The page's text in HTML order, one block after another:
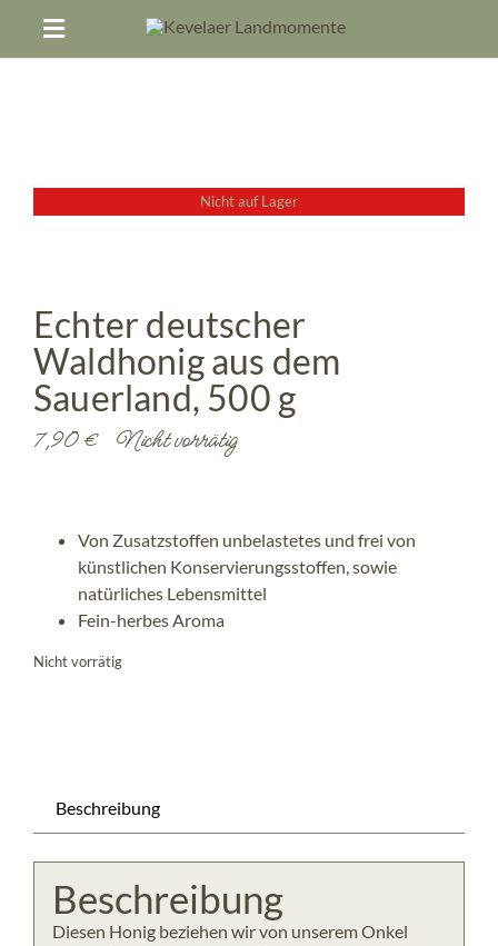
Inhalt
springen
Toggle
HOFEIS
DAS SIND WIR
TERMINE
KONTAKT
Nicht auf Lager
Echter deutscher
Waldhonig aus dem
Sauerland, 500 g
7,90€ Nicht vorrätig
Von Zusatzstoffen unbelastetes und frei von
künstlichen Konservierungsstoffen, sowie
natürliches Lebensmittel
Fein-herbes Aroma
Nicht vorrätig
Beschreibung
Beschreibung
Diesen Honig beziehen wir von unserem Onkel